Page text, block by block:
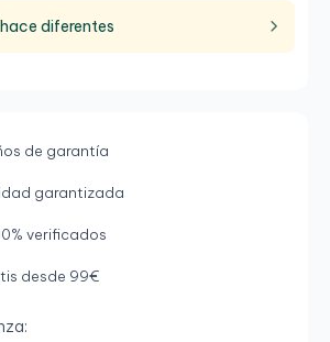
diferentes
de garantía
garantizada
verificados
desde 99€